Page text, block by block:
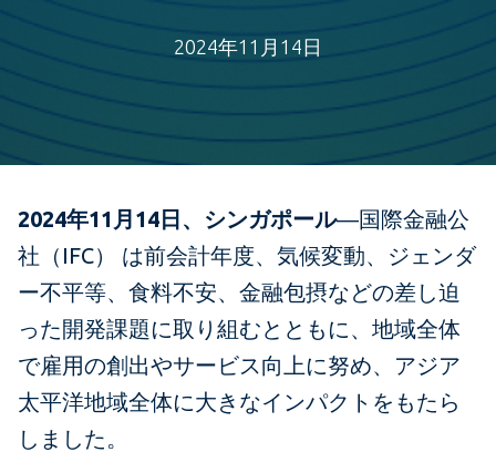
2024年11月14日
2024年11月14日、シンガポール―国際金融公
社（IFC） は前会計年度、気候変動、ジェンダ
ー不平等、食料不安、金融包摂などの差し迫
った開発課題に取り組むとともに、地域全体
で雇用の創出やサービス向上に努め、アジア
太平洋地域全体に大きなインパクトをもたら
しました。